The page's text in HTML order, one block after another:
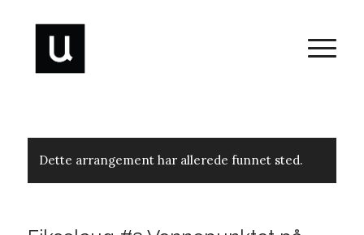
Dette arrangement har allerede funnet sted.